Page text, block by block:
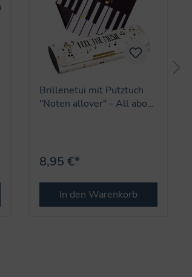
Brillenetui mit Putztuch
"Noten allover" - All about
8,95 €*
In den Warenkorb